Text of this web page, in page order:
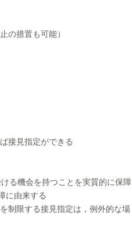
の措置も可能）
接見指定ができる
る機会を持つことを実質的に保障
に由来する
制限する接見指定は，例外的な場